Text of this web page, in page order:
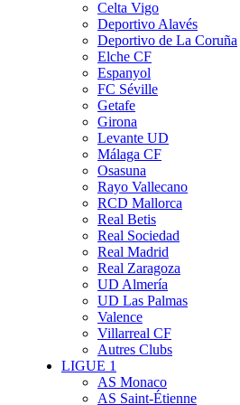
Celta Vigo
Deportivo Alavés
Deportivo de La Coruña
Elche CF
Espanyol
FC Séville
Getafe
Girona
Levante UD
Málaga CF
Osasuna
Rayo Vallecano
RCD Mallorca
Real Betis
Real Sociedad
Real Madrid
Real Zaragoza
UD Almería
UD Las Palmas
Valence
Villarreal CF
Autres Clubs
LIGUE 1
AS Monaco
AS Saint-Étienne